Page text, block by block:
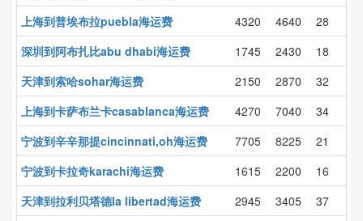
上海到普埃布拉puebla海运费
4320 4640
28
深圳到阿布扎比abu dhabi海运费
1745 2430
18
天津到索哈sohar海运费
2150 2870
32
上海到卡萨布兰卡casablanca海运费
4270 7040
34
宁波到辛辛那提cincinnati,oh海运费
7705 8225
21
宁波到卡拉奇karachi海运费
1615 2200
16
天津到拉利贝塔德la libertad海运费
2945 3405
37